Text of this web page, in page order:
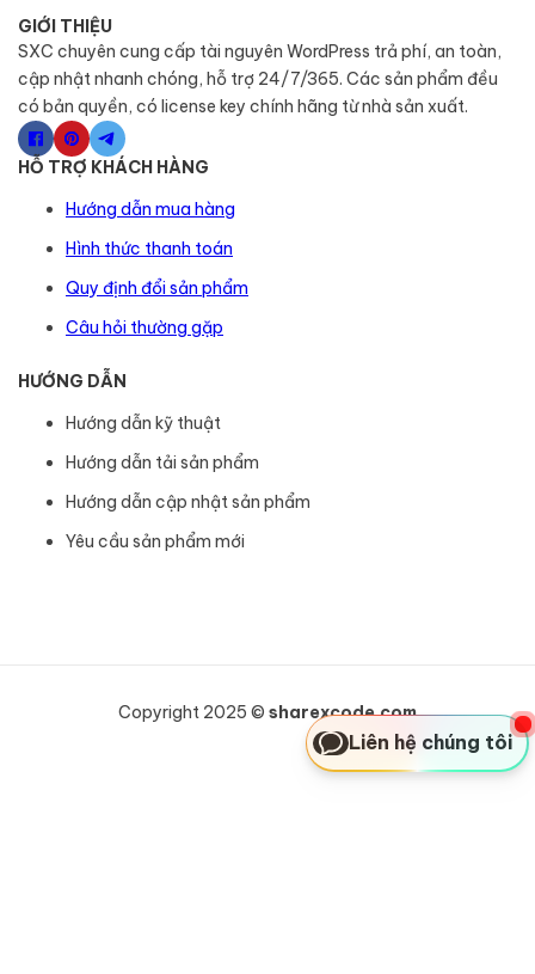
GIỚI THIỆU
SXC chuyên cung cấp tài nguyên WordPress trả phí, an toàn,
cập nhật nhanh chóng, hỗ trợ 24/7/365. Các sản phẩm đều
có bản quyền, có license key chính hãng từ nhà sản xuất.
HỖ TRỢ KHÁCH HÀNG
Hướng dẫn mua hàng
Hình thức thanh toán
Quy định đổi sản phẩm
Câu hỏi thường gặp
HƯỚNG DẪN
Hướng dẫn kỹ thuật
Hướng dẫn tải sản phẩm
Hướng dẫn cập nhật sản phẩm
Yêu cầu sản phẩm mới
Copyright 2025 © sharexcode.com
Liên hệ chúng tôi